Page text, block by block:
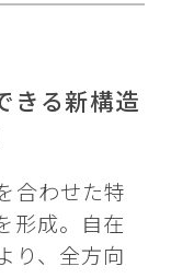
きる新構造
合わせた特
形成。自在
り、全方向